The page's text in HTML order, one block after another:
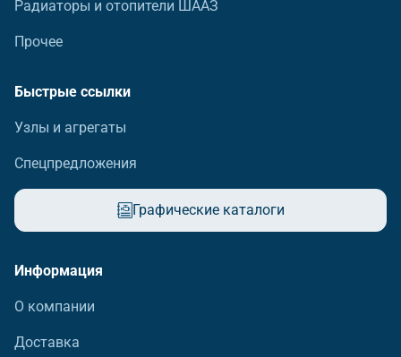
Радиаторы и отопители ШААЗ
Прочее
Быстрые ссылки
Узлы и агрегаты
Спецпредложения
Графические каталоги
Информация
О компании
Доставка